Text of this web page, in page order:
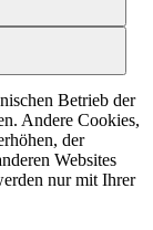
Betrieb der
Andere Cookies,
der
Websites
nur mit Ihrer